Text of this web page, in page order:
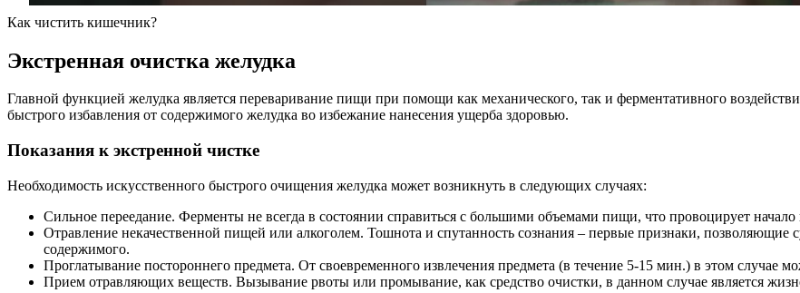
Как чистить кишечник?
Экстренная очистка желудка
Главной функцией желудка является переваривание пищи при помощи как механического, так и ферментативного
быстрого избавления от содержимого желудка во избежание нанесения ущерба здоровью.
Показания к экстренной чистке
Необходимость искусственного быстрого очищения желудка может возникнуть в следующих случаях:
Сильное переедание. Ферменты не всегда в состоянии справиться с большими объемами пищи, что провоцирует начало
Отравление некачественной пищей или алкоголем. Тошнота и спутанность сознания – первые признаки, позволяющие
содержимого.
Проглатывание постороннего предмета. От своевременного извлечения предмета (в течение 5-15 мин.) в этом случае
Прием отравляющих веществ. Вызывание рвоты или промывание, как средство очистки, в данном случае является